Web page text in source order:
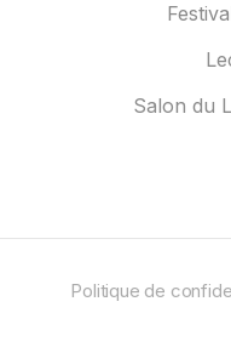
Salon du
Politique de